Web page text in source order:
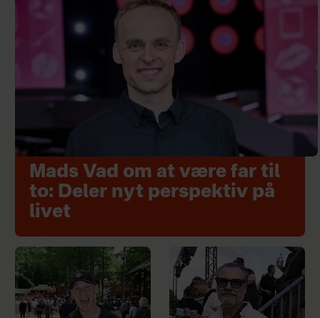
Mads Vad om at være far til
to: Deler nyt perspektiv på
livet